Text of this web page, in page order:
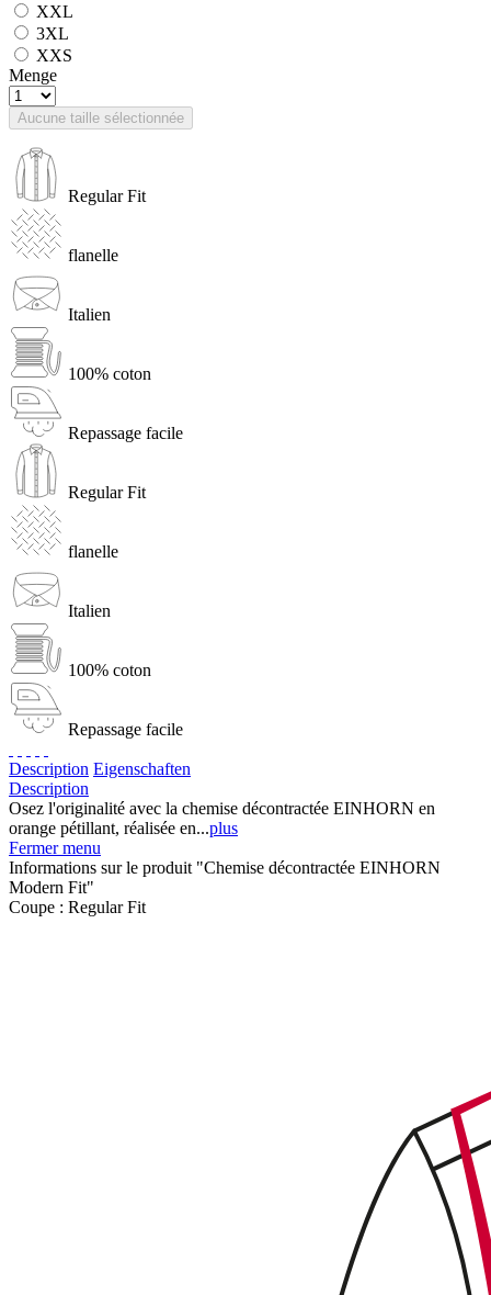
XXL
3XL
XXS
Menge
Aucune taille sélectionnée
Regular Fit
flanelle
Italien
100% coton
Repassage facile
Regular Fit
flanelle
Italien
100% coton
Repassage facile
Description Eigenschaften
Description
Osez l'originalité avec la chemise décontractée EINHORN en
orange pétillant, réalisée en...plus
Fermer menu
Informations sur le produit "Chemise décontractée EINHORN
Modern Fit"
Coupe : Regular Fit